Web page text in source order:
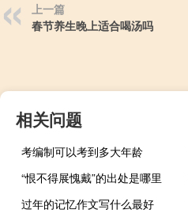
上一篇
春节养生晚上适合喝汤吗
相关问题
考编制可以考到多大年龄
“恨不得展愧戴”的出处是哪里
过年的记忆作文写什么最好